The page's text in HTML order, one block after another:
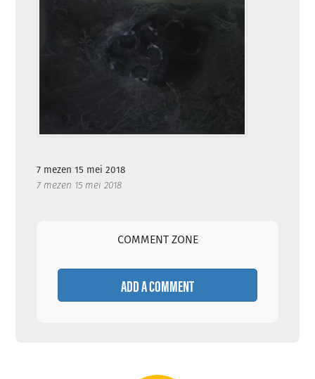
7 mezen 15 mei 2018
7 mezen 15 mei 2018
COMMENT ZONE
ADD A COMMENT